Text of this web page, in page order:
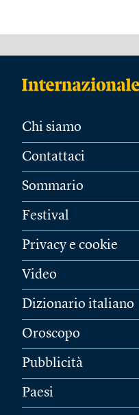
Chi siamo
Contattaci
Sommario
Festival
Privacy e cookie
Video
Dizionario italiano
Oroscopo
Pubblicità
Paesi